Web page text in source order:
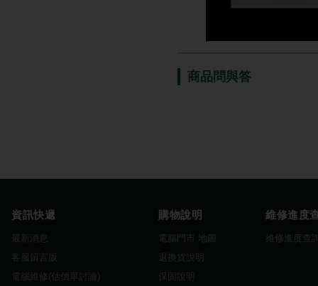
商品問與答
資訊快遞
最新消息
客服留言版
電腦維修(估價單討論)
購物說明
電腦門市 地圖
退換貨說明
保固說明
維修進度
維修進度查